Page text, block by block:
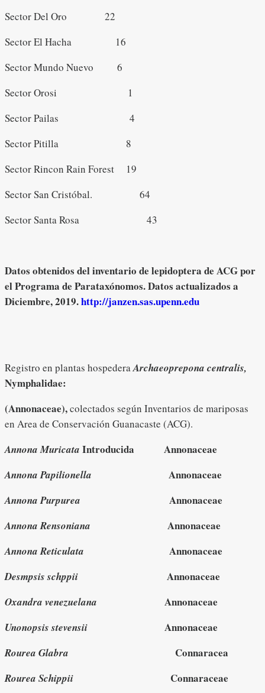
Sector Del Oro 22
Sector El Hacha 16
Sector Mundo Nuevo 6
Sector Orosi 1
Sector Pailas 4
Sector Pitilla 8
Sector Rincon Rain Forest 19
Sector San Cristóbal. 64
Sector Santa Rosa 43
Datos obtenidos del inventario de lepidoptera de ACG por
el Programa de Parataxónomos. Datos actualizados a
Diciembre, 2019.http://janzen.sas.upenn.edu
Registro en plantas hospederaArchaeoprepona centralis,
Nymphalidae:
(Annonaceae),colectados según Inventarios de mariposas
en Area de Conservación Guanacaste (ACG).
Annona Muricata Introducida Annonaceae
Annona Papilionella Annonaceae
Annona Purpurea Annonaceae
Annona Rensoniana Annonaceae
Annona Reticulata Annonaceae
Desmpsis schppii Annonaceae
Oxandra venezuelana Annonaceae
Unonopsis stevensii Annonaceae
Rourea Glabra Connaracea
Rourea Schippii Connaraceae